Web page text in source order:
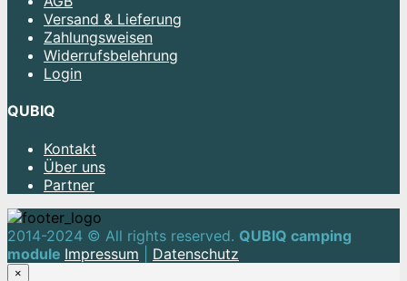
Versand & Lieferung
Zahlungsweisen
Widerrufsbelehrung
Login
QUBIQ
Kontakt
Über uns
Partner
2014-2024 © All rights reserved. QUBIQ camping
module Impressum Datenschutz
×